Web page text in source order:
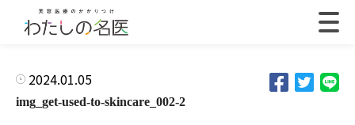
2024.01.05
img_get-used-to-skincare_002-2